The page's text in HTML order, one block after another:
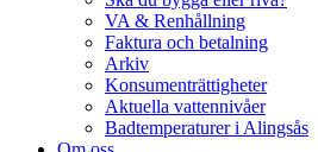
VA & Renhållning
Faktura och betalning
Arkiv
Konsumenträttigheter
Aktuella vattennivåer
Badtemperaturer i Alingsås